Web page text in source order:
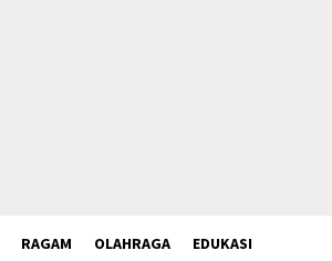
RAGAM OLAHRAGA EDUKASI